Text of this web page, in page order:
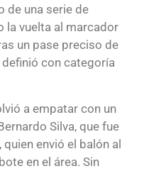
de una serie de
la vuelta al marcador
un pase preciso de
con categoría
a empatar con un
Silva, que fue
envió el balón al
en el área. Sin